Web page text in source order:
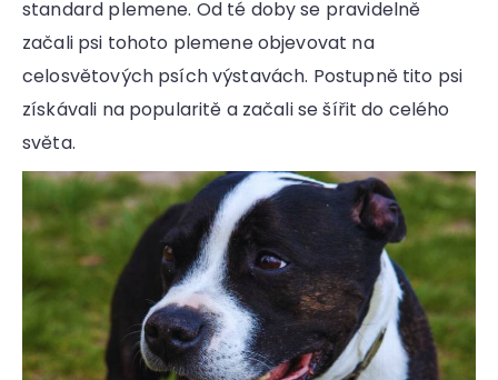
standard plemene. Od té doby se pravidelně
začali psi tohoto plemene objevovat na
celosvětových psích výstavách. Postupně tito psi
získávali na popularitě a začali se šířit do celého
světa.